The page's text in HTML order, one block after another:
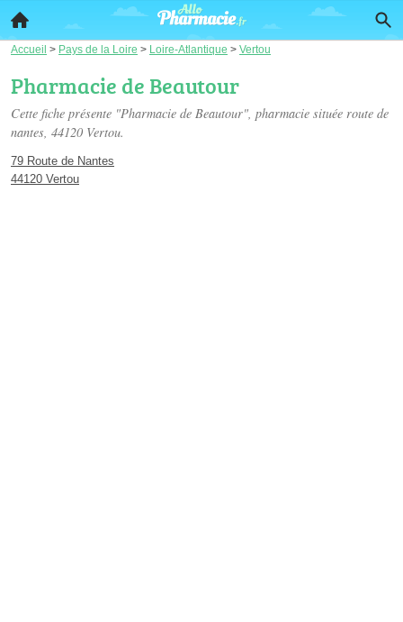
Accueil > Pays de la Loire > Loire-Atlantique > Vertou
Pharmacie de Beautour
Cette fiche présente "Pharmacie de Beautour", pharmacie située route de
nantes, 44120 Vertou.
79 Route de Nantes
44120 Vertou